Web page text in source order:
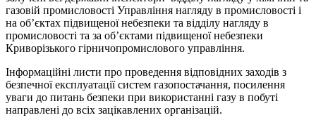
газовій промисловості Управління нагляду в промисловості і
на об’єктах підвищеної небезпеки та відділу нагляду в
промисловості та за об’єктами підвищеної небезпеки
Криворізького гірничопромислового управління.
Інформаційні листи про проведення відповідних заходів з
безпечної експлуатації систем газопостачання, посилення
уваги до питань безпеки при використанні газу в побуті
направлені до всіх зацікавлених організацій.